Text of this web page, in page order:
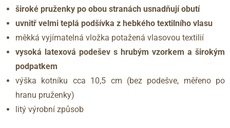
široké pruženky po obou stranách usnadňují obutí
uvnitř velmi teplá podšívka z hebkého textilního vlasu
měkká vyjímatelná vložka potažená vlasovou textilií
vysoká latexová podešev s hrubým vzorkem a širokým
podpatkem
výška kotníku cca 10,5 cm (bez podešve, měřeno po
hranu pruženky)
litý výrobní způsob